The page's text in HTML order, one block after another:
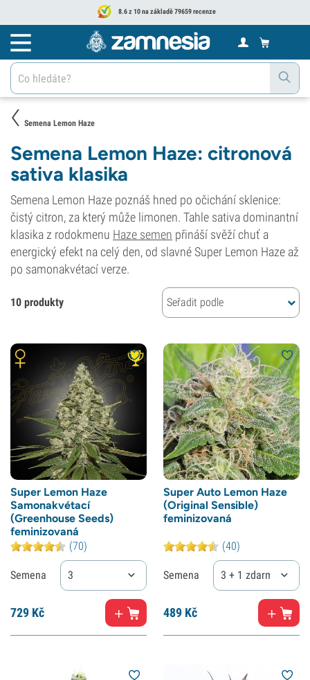
8.6 z 10 na základě 79659 recenze
Semena Lemon Haze
Semena Lemon Haze: citronová
sativa klasika
Semena Lemon Haze poznáš hned po očichání sklenice:
čistý citron, za který může limonen. Tahle sativa dominantní
klasika z rodokmenu Haze semen přináší svěží chuť a
energický efekt na celý den, od slavné Super Lemon Haze až
po samonakvétací verze.
10 produkty Seřadit podle
Super Lemon Haze
Samonakvétací
(Greenhouse Seeds)
feminizovaná
(70)
Semena 3
729 Kč
Super Auto Lemon Haze
(Original Sensible)
feminizovaná
(40)
Semena 3 + 1 zdarma
489 Kč